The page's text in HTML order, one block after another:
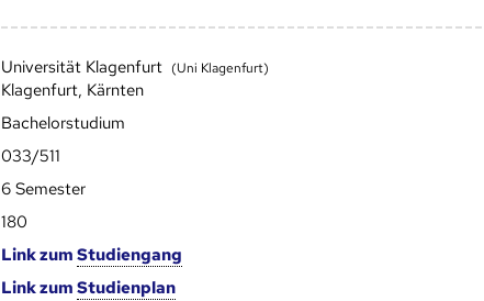
Universität Klagenfurt (Uni Klagenfurt)
Klagenfurt, Kärnten
Bachelorstudium
033/511
6 Semester
180
Link zum Studien­gang
Link zum Studien­plan